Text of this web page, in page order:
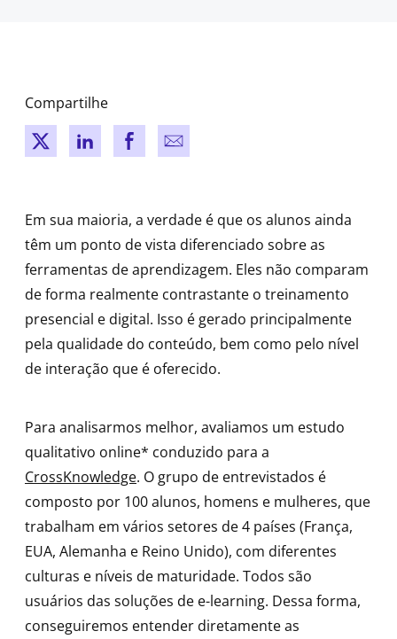
Compartilhe
New windowNew window
New windowNew window
Em sua maioria, a verdade é que os alunos ainda
têm um ponto de vista diferenciado sobre as
ferramentas de aprendizagem. Eles não comparam
de forma realmente contrastante o treinamento
presencial e digital. Isso é gerado principalmente
pela qualidade do conteúdo, bem como pelo nível
de interação que é oferecido.
Para analisarmos melhor, avaliamos um estudo
qualitativo online* conduzido para a
CrossKnowledge. O grupo de entrevistados é
composto por 100 alunos, homens e mulheres, que
trabalham em vários setores de 4 países (França,
EUA, Alemanha e Reino Unido), com diferentes
culturas e níveis de maturidade. Todos são
usuários das soluções de e-learning. Dessa forma,
conseguiremos entender diretamente as